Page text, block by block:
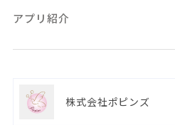
アプリ紹介
株式会社ポピンズ